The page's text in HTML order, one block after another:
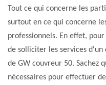
Tout ce qui concerne les
surtout en ce qui concerne
professionnels. En effet,
de solliciter les services
de GW couvreur 50. Sachez
nécessaires pour effectuer